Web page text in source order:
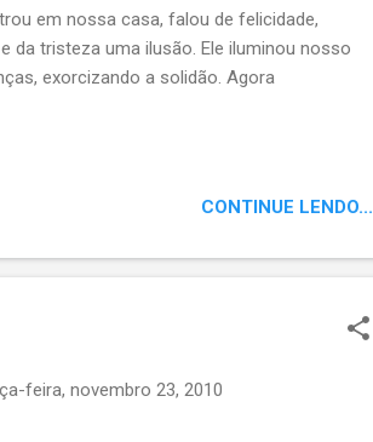
em nossa casa, falou de felicidade,
da tristeza uma ilusão. Ele iluminou nosso
exorcizando a solidão. Agora
CONTINUE LENDO...
feira, novembro 23, 2010